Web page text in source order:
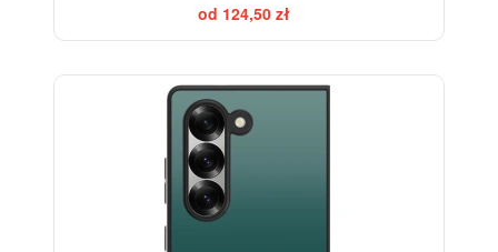
od 124,50 zł